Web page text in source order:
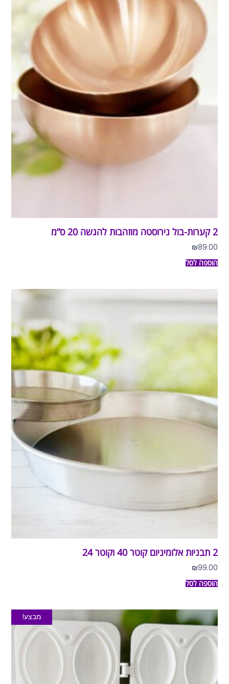
2 קערות-בול נירוסטה מוזהבות להגשה 20 ס”מ
₪89.00
הוספה לסל
2 תבניות אלומיניום קוטר 40 וקוטר 24
₪99.00
הוספה לסל
מבצע!